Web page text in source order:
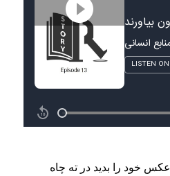
عکس خود را بدید در ته چاه